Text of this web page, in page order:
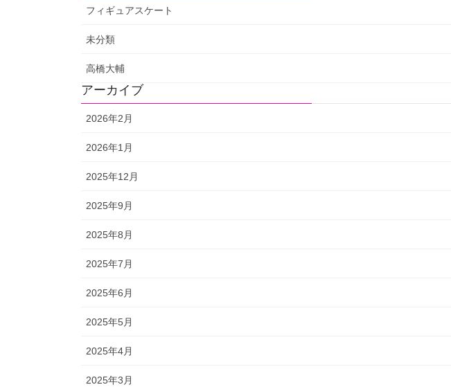
フィギュアスケート
未分類
高橋大輔
アーカイブ
2026年2月
2026年1月
2025年12月
2025年9月
2025年8月
2025年7月
2025年6月
2025年5月
2025年4月
2025年3月